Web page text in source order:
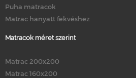
Puha matracok
Matrac hanyatt fekvéshez
Matracok méret szerint
Matrac 200x200
Matrac 160x200